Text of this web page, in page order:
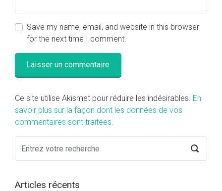
Save my name, email, and website in this browser
for the next time I comment.
Ce site utilise Akismet pour réduire les indésirables. En
savoir plus sur la façon dont les données de vos
commentaires sont traitées.
Articles récents